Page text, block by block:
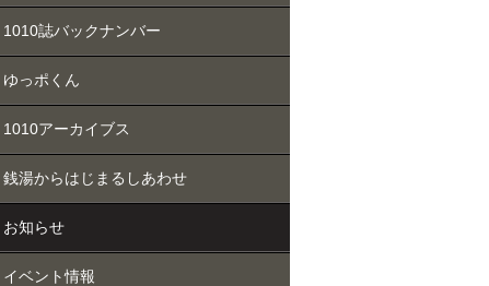
1010誌バックナンバー
ゆっポくん
1010アーカイブス
銭湯からはじまるしあわせ
お知らせ
イベント情報